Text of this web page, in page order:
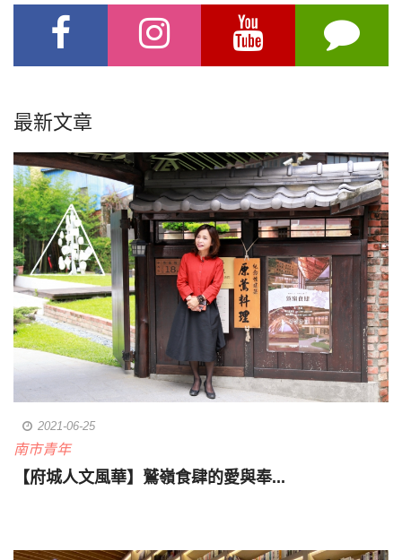
最新文章
2021-06-25
南市青年
【府城人文風華】鷲嶺食肆的愛與奉...